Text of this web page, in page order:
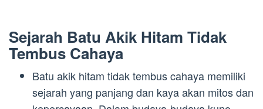
Sejarah Batu Akik Hitam Tidak
Tembus Cahaya
Batu akik hitam tidak tembus cahaya memiliki
sejarah yang panjang dan kaya akan mitos dan